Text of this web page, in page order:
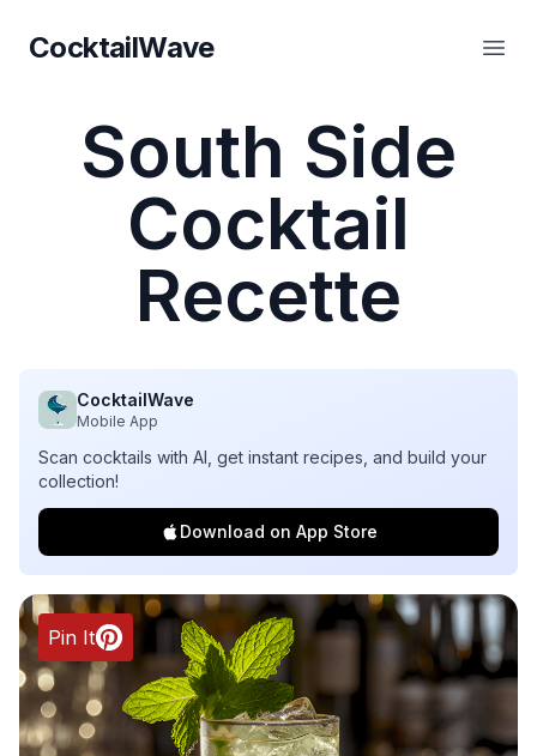
CocktailWave
CocktailWave
South Side
Cocktail
Recette
CocktailWave
Mobile App
Scan cocktails with AI, get instant recipes, and build your
collection!
Download on App Store
Pin It